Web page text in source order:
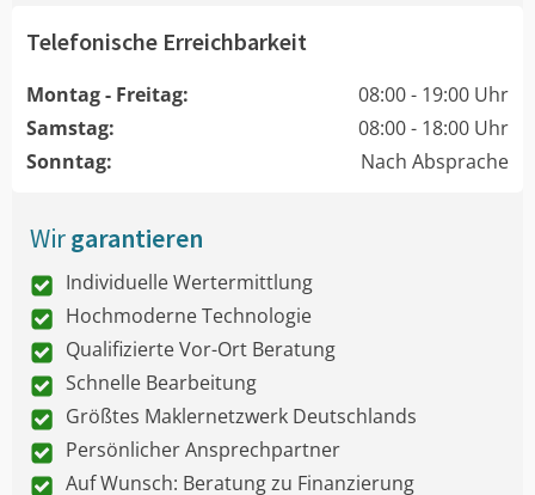
Telefonische Erreichbarkeit
Montag - Freitag:
08:00 - 19:00 Uhr
Samstag:
08:00 - 18:00 Uhr
Sonntag:
Nach Absprache
Wirgarantieren
Individuelle Wertermittlung
Hochmoderne Technologie
Qualifizierte Vor-Ort Beratung
Schnelle Bearbeitung
Größtes Maklernetzwerk Deutschlands
Persönlicher Ansprechpartner
Auf Wunsch: Beratung zu Finanzierung